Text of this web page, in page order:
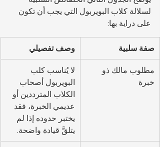
لسلالة كلاب البويربول التي يجب أن تكون
على دراية بها:
صفة سلبية وصف تفصيلي
مطلوب مالك ذو
خبرة
لا يُناسب كلب
البويربول أصحاب
الكلاب المترددين أو
عديمي الخبرة، فقد
يختبر حدوده إذا لم
يتلقَّ قيادة واضحة.